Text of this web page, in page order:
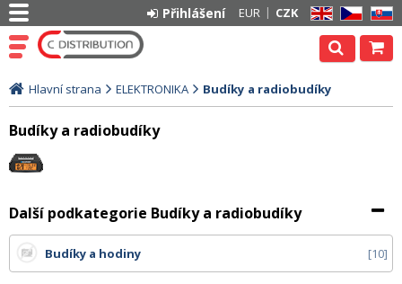
EN CZ SK
EUR CZK
Přihlášení
Hlavní strana ELEKTRONIKA Budíky a radiobudíky
Budíky a radiobudíky
Další podkategorie Budíky a radiobudíky
Budíky a hodiny 10